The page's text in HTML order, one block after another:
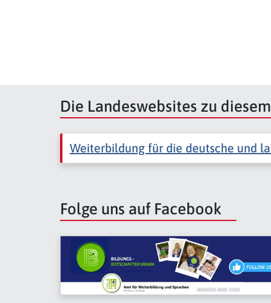
Die Landeswebsites zu
Weiterbildung für die deutsche und
Folge uns auf Facebook